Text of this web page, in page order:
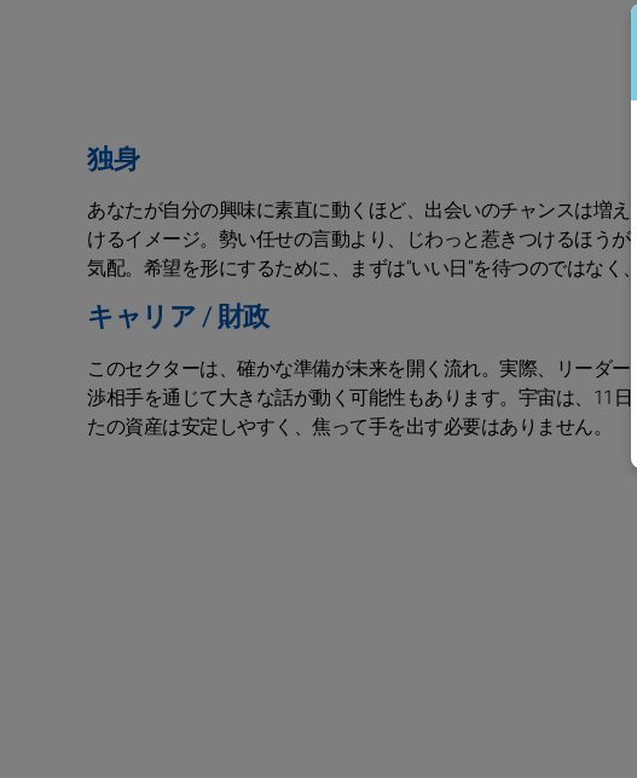
独身
あなたが自分の興味に素直に動くほど、出会いのチャンスは増
けるイメージ。勢い任せの言動より、じわっと惹きつけるほう
気配。希望を形にするために、まずは“いい日”を待つのではなく
キャリア / 財政
このセクターは、確かな準備が未来を開く流れ。実際、リーダ
渉相手を通じて大きな話が動く可能性もあります。宇宙は、11
たの資産は安定しやすく、焦って手を出す必要はありません。